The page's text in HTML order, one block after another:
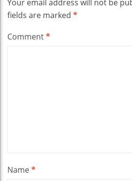
Your email address will not be
fields are marked *
Comment*
Name*